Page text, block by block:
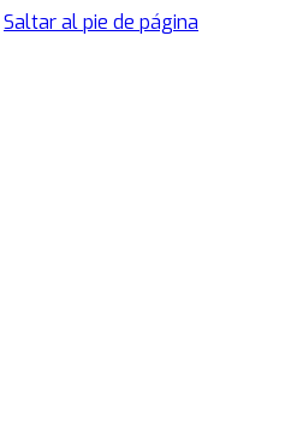
Saltar al pie de página